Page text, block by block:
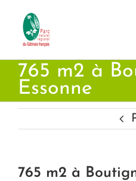
contenu
765 m2 à
Essonne
765 m2 à